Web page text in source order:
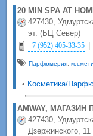
20 MIN SPA AT
427430,
эт. (БЦ Север)
+7 (952) 405-33-35 |
Парфюмерия,
• Косметика/
AMWAY,
427430,
Дзержинского, 11